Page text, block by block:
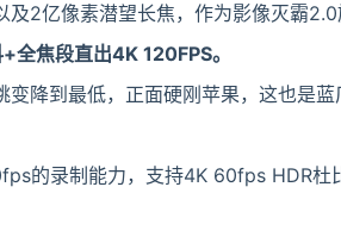
2亿像素潜望长焦，作为影像灭霸2.0
焦段直出4K 120FPS。
降到最低，正面硬刚苹果，这也是蓝
的录制能力，支持4K 60fps HDR杜